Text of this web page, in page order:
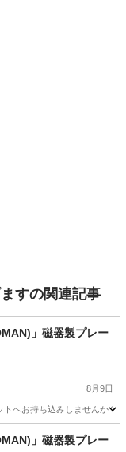
すの関連記事
」磁器製プレー
8月9日
お持ち込みしませんか？
」磁器製プレー